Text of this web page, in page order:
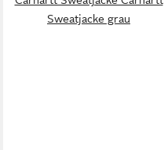
Sweatjacke grau